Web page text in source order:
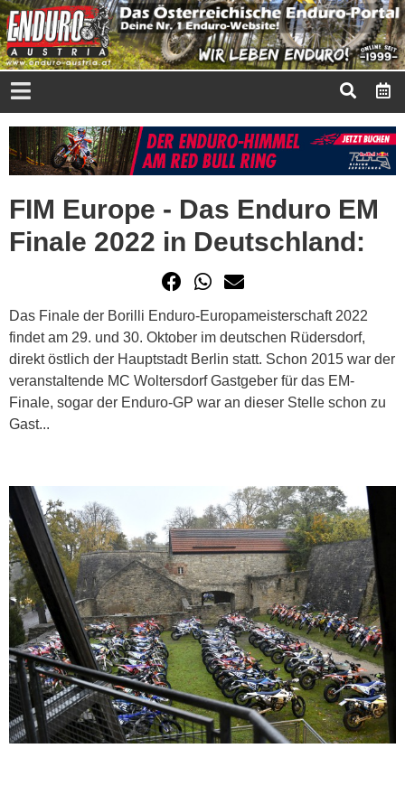
FIM Europe - Das Enduro EM
Finale 2022 in Deutschland:
Das Finale der Borilli Enduro-Europameisterschaft 2022
findet am 29. und 30. Oktober im deutschen Rüdersdorf,
direkt östlich der Hauptstadt Berlin statt. Schon 2015 war der
veranstaltende MC Woltersdorf Gastgeber für das EM-
Finale, sogar der Enduro-GP war an dieser Stelle schon zu
Gast...